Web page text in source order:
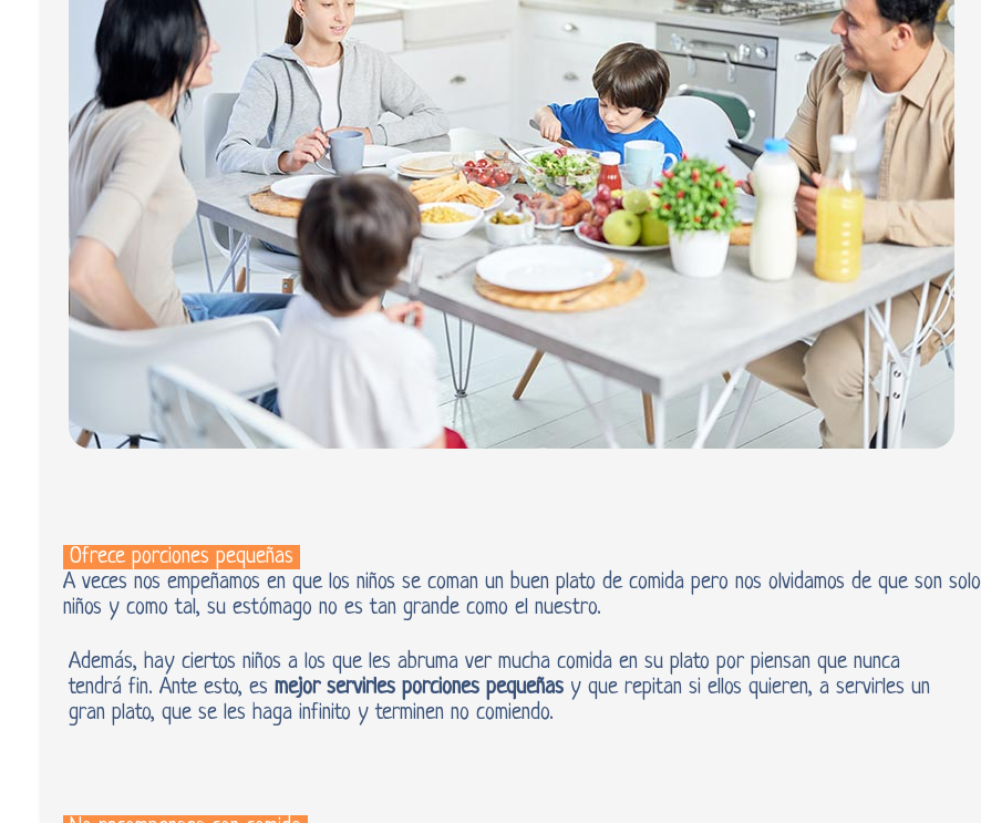
Ofrece porciones pequeñas
A veces nos empeñamos en que los niños se coman un buen plato de comida pero nos olvidamos de que son solo
niños y como tal, su estómago no es tan grande como el nuestro.
Además, hay ciertos niños a los que les abruma ver mucha comida en su plato por piensan que nunca
tendrá fin. Ante esto, es mejor servirles porciones pequeñas y que repitan si ellos quieren, a servirles un
gran plato, que se les haga infinito y terminen no comiendo.